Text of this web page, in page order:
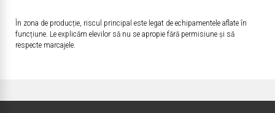
În zona de producție, riscul principal este legat de echipamentele aflate în
funcțiune. Le explicăm elevilor să nu se apropie fără permisiune și să
respecte marcajele.